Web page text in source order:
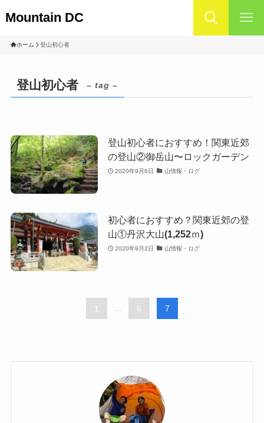
Mountain DC
ホーム 登山初心者
登山初心者 – tag –
登山初心者におすすめ！関東近郊
の登山②御岳山〜ロックガーデン
2020年9月6日 山情報・ログ
初心者におすすめ？関東近郊の登
山①丹沢大山(1,252ｍ)
2020年9月2日 山情報・ログ
1 ... 6 7